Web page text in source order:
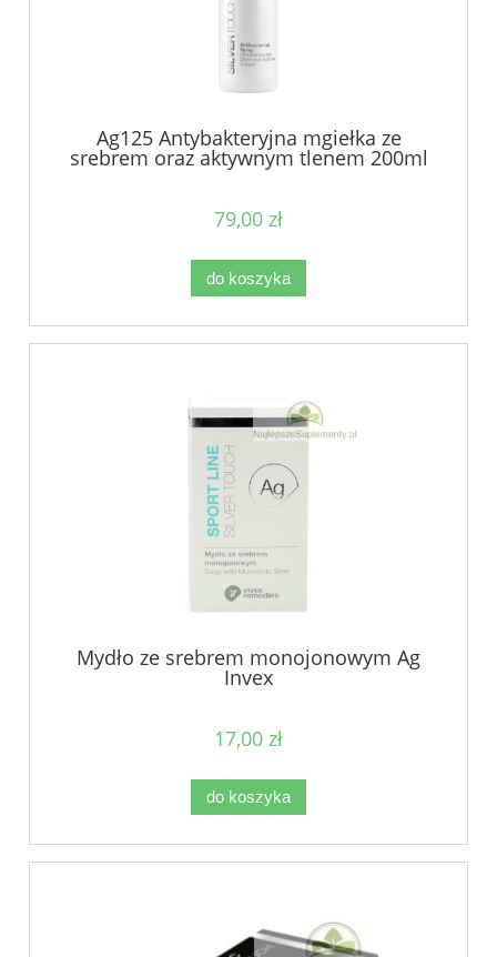
Ag125 Antybakteryjna mgiełka ze
srebrem oraz aktywnym tlenem 200ml
79,00 zł
do koszyka
Mydło ze srebrem monojonowym Ag
Invex
17,00 zł
do koszyka